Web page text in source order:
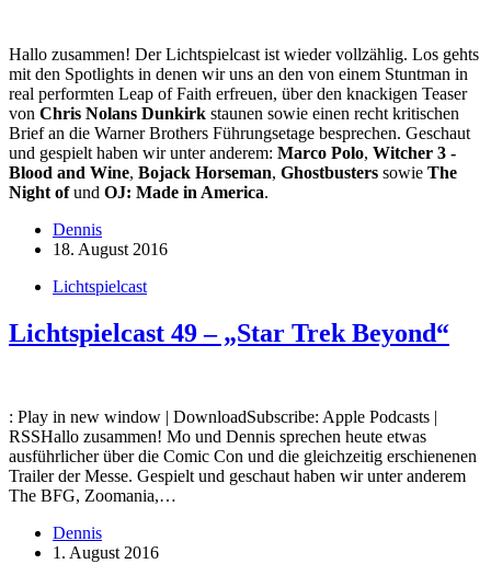
Hallo zusammen! Der Lichtspielcast ist wieder vollzählig. Los gehts
mit den Spotlights in denen wir uns an den von einem Stuntman in
real performten Leap of Faith erfreuen, über den knackigen Teaser
von Chris Nolans Dunkirk staunen sowie einen recht kritischen
Brief an die Warner Brothers Führungsetage besprechen. Geschaut
und gespielt haben wir unter anderem: Marco Polo, Witcher 3 -
Blood and Wine, Bojack Horseman, Ghostbusters sowie The
Night ofund OJ: Made in America.
Dennis
18. August 2016
Lichtspielcast
Lichtspielcast 49 – „Star Trek Beyond“
: Play in new window | DownloadSubscribe: Apple Podcasts |
RSSHallo zusammen! Mo und Dennis sprechen heute etwas
ausführlicher über die Comic Con und die gleichzeitig erschienenen
Trailer der Messe. Gespielt und geschaut haben wir unter anderem
The BFG, Zoomania,…
Dennis
1. August 2016